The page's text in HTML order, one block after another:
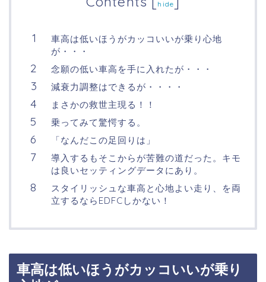
hide
車高は低いほうがカッコいいが乗り心地
が・・・
念願の低い車高を手に入れたが・・・
減衰力調整はできるが・・・・
まさかの救世主現る！！
乗ってみて驚愕する。
「なんだこの足回りは」
導入するもそこからが苦難の道だった。キモ
は良いセッティングデータにあり。
スタイリッシュな車高と心地よい走り、を両
立するならEDFCしかない！
車高は低いほうがカッコいいが乗り